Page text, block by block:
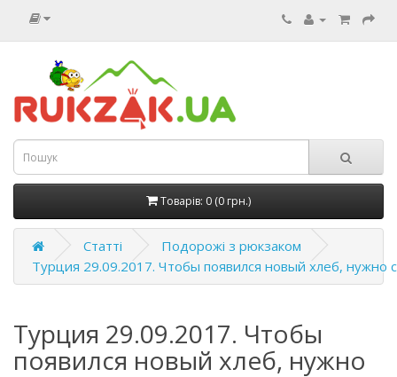
Товарів: 0 (0 грн.)
Статті
Подорожі з рюкзаком
Турция 29.09.2017. Чтобы появился новый хлеб,
Турция 29.09.2017. Чтобы
появился новый хлеб, нужно